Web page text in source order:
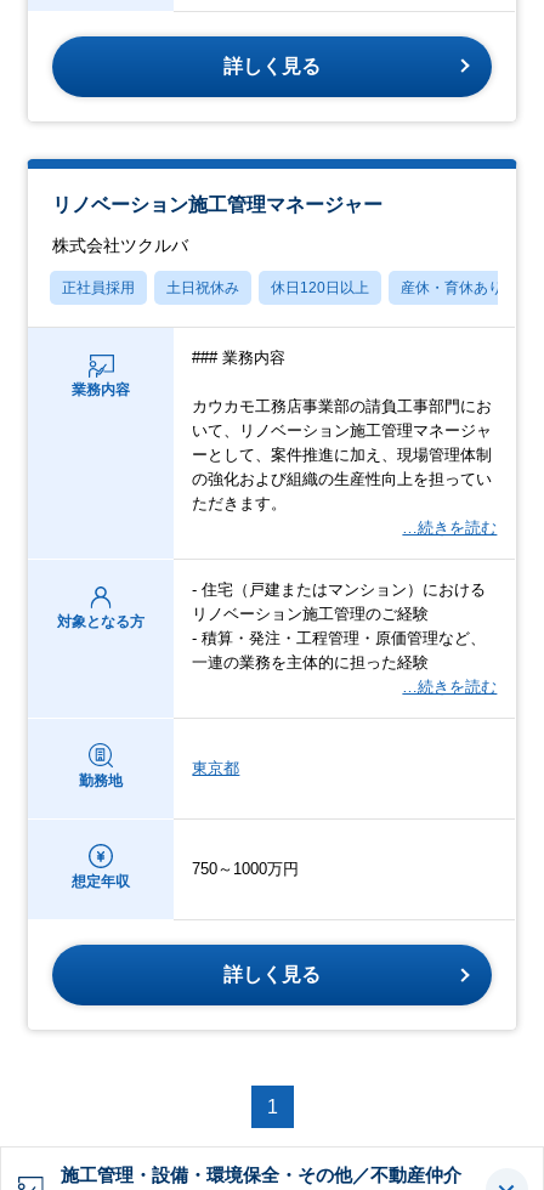
詳しく見る
リノベーション施工管理マネージャー
株式会社ツクルバ
正社員採用 土日祝休み 休日120日以上 産休・育休あり
業務内容
### 業務内容
カウカモ工務店事業部の請負工事部門にお
いて、リノベーション施工管理マネージャ
ーとして、案件推進に加え、現場管理体制
の強化および組織の生産性向上を担ってい
ただきます。
…続きを読む
対象となる方
- 住宅（戸建またはマンション）における
リノベーション施工管理のご経験
- 積算・発注・工程管理・原価管理など、
一連の業務を主体的に担った経験
…続きを読む
勤務地
東京都
想定年収
750～1000万円
詳しく見る
1
施工管理・設備・環境保全・その他／不動産仲介